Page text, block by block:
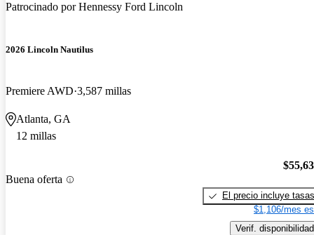
Patrocinado porHennessy Ford Lincoln
2026 Lincoln Nautilus
Premiere AWD 3,587 millas
Atlanta, GA
12 millas
Buena oferta
El precio incluye tasas
$1,106/mes
Verif. disponibilidad